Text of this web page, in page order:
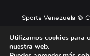
Sports Venezuela ©
Utilizamos cookies para
nuestra web.